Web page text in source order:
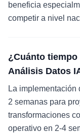
beneficia
competir a nivel
¿Cuánto
Análisis Datos
La implementación
2 semanas para
transformaciones
operativo en 2-4